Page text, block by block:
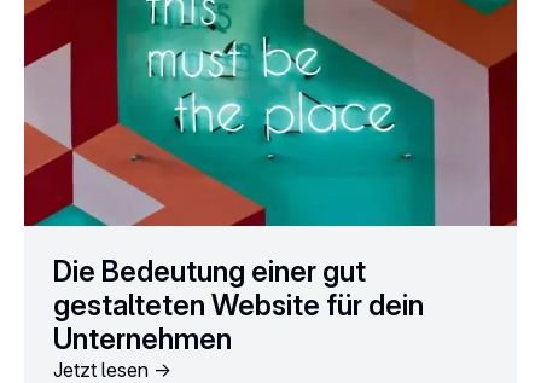
Die Bedeutung einer gut
gestalteten Website für dein
Unternehmen
Jetzt lesen ->